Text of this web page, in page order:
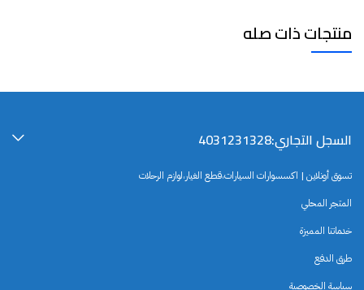
منتجات ذات صله
السجل التجاري:4031231328
تسوق أونلاين | اكسسوارات السيارات،قطع الغيار،لوازم الرحلات
المتجر المحلي
خدماتنا المميزة
طرق الدفع
سياسة الخصوصية